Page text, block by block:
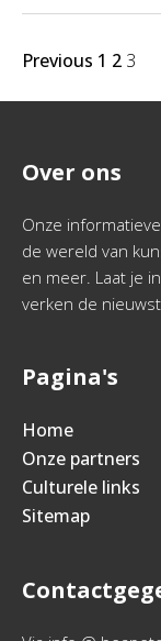
Previous 1 2 3
Over ons
Onze
de wereld van
en meer. Laat je
verken de
Pagina's
Home
Onze partners
Culturele links
Sitemap